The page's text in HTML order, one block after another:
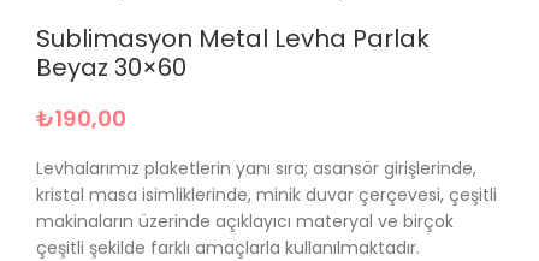
Sublimasyon Metal Levha Parlak
Beyaz 30×60
₺190,00
Levhalarımız plaketlerin yanı sıra; asansör girişlerinde,
kristal masa isimliklerinde, minik duvar çerçevesi, çeşitli
makinaların üzerinde açıklayıcı materyal ve birçok
çeşitli şekilde farklı amaçlarla kullanılmaktadır.